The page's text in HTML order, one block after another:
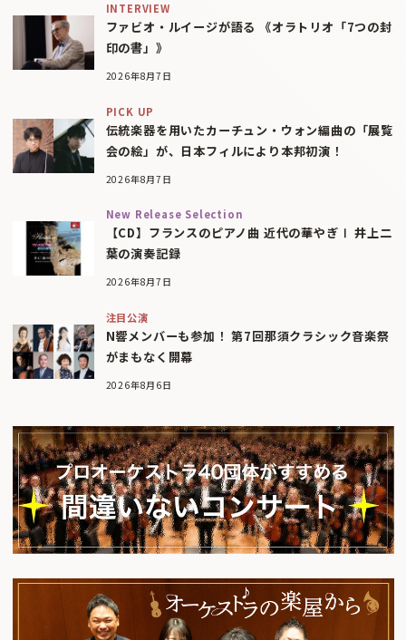
INTERVIEW
ファビオ・ルイージが語る 《オラトリオ「7つの封
印の書」》
2026年8月7日
PICK UP
伝統楽器を用いたカーチュン・ウォン編曲の「展覧
会の絵」が、日本フィルにより本邦初演！
2026年8月7日
New Release Selection
【CD】フランスのピアノ曲 近代の華やぎⅠ 井上二
葉の演奏記録
2026年8月7日
注目公演
N響メンバーも参加！ 第7回那須クラシック音楽祭
がまもなく開幕
2026年8月6日